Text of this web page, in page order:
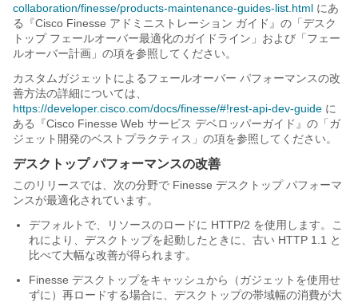
collaboration/finesse/products-maintenance-guides-list.html にあ
る『Cisco Finesse アドミニストレーション ガイド 』の「デスク
トップ フェールオーバー最適化のガイドライン 」および「フェー
ルオーバー計画 」の項を参照してください。
カスタムガジェットによるフェールオーバー パフォーマンスの改
善方法の詳細については、
https://developer.cisco.com/docs/finesse/#!rest-api-dev-guide に
ある『Cisco Finesse Web サービス デベロッパーガイド 』の「ガ
ジェット開発のベストプラクティス 」の項を参照してください。
デスクトップ パフォーマンスの改善
このリリースでは、次の分野で Finesse デスクトップ パフォーマ
ンスが最適化されています。
デフォルトで、リソースのロードに HTTP/2 を使用します。こ
れにより、デスクトップを起動したときに、古い HTTP 1.1 と
比べて大幅な改善が得られます。
Finesse デスクトップをキャッシュから（ガジェットを使用せ
ずに）再ロードする場合に、デスクトップの帯域幅の消費が大